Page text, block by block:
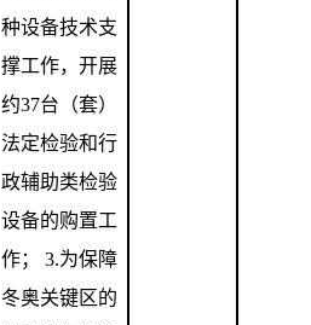
种设备技术支
撑工作，开展
约37台（套）
法定检验和行
政辅助类检验
设备的购置工
作； 3.为保障
冬奥关键区的